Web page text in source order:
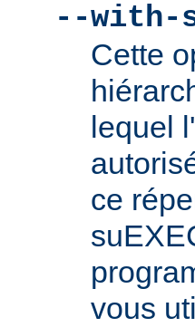
--with-
Cette
lequel
ce
vous